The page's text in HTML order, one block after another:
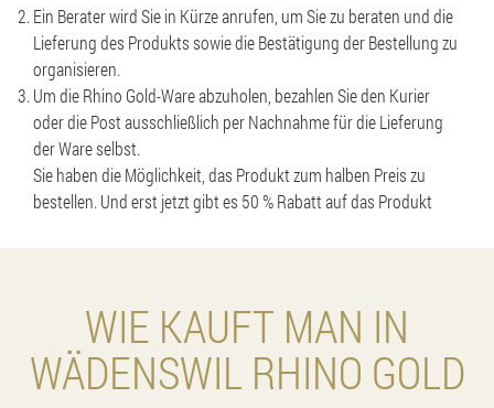
Ein Berater wird Sie in Kürze anrufen, um Sie zu beraten und die
Lieferung des Produkts sowie die Bestätigung der Bestellung zu
organisieren.
Um die Rhino Gold-Ware abzuholen, bezahlen Sie den Kurier
oder die Post ausschließlich per Nachnahme für die Lieferung
der Ware selbst.
Sie haben die Möglichkeit, das Produkt zum halben Preis zu
bestellen. Und erst jetzt gibt es 50 % Rabatt auf das Produkt
WIE KAUFT MAN IN
WÄDENSWIL RHINO GOLD